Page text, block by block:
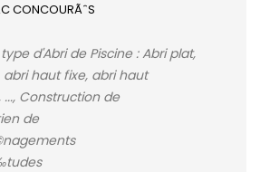
CONCOURÃˆS
d'Abri de Piscine : Abri plat,
haut fixe, abri haut
Construction de
de